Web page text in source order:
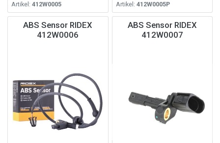
Artikel: 412W0005
Artikel: 412W0005P
ABS Sensor RIDEX
412W0006
ABS Sensor RIDEX
412W0007